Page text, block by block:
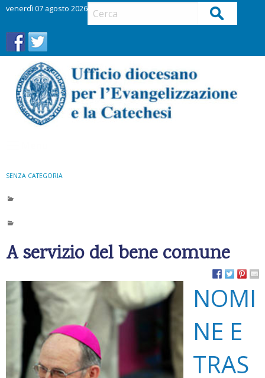
venerdì 07 agosto 2026 Cerca
SENZA CATEGORIA
A servizio del bene comune
NOMI
NE E
TRAS